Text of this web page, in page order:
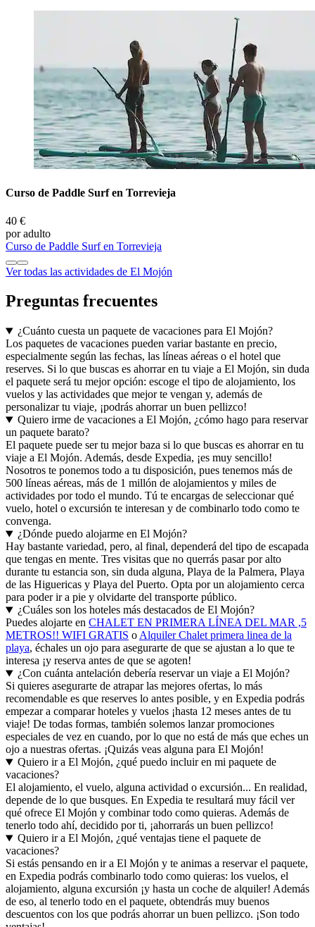
Curso de Paddle Surf en Torrevieja
40 €
por adulto
Curso de Paddle Surf en Torrevieja
Ver todas las actividades de El Mojón
Preguntas frecuentes
¿Cuánto cuesta un paquete de vacaciones para El Mojón?
Los paquetes de vacaciones pueden variar bastante en precio,
especialmente según las fechas, las líneas aéreas o el hotel que
reserves. Si lo que buscas es ahorrar en tu viaje a El Mojón, sin duda
el paquete será tu mejor opción: escoge el tipo de alojamiento, los
vuelos y las actividades que mejor te vengan y, además de
personalizar tu viaje, ¡podrás ahorrar un buen pellizco!
Quiero irme de vacaciones a El Mojón, ¿cómo hago para reservar
un paquete barato?
El paquete puede ser tu mejor baza si lo que buscas es ahorrar en tu
viaje a El Mojón. Además, desde Expedia, ¡es muy sencillo!
Nosotros te ponemos todo a tu disposición, pues tenemos más de
500 líneas aéreas, más de 1 millón de alojamientos y miles de
actividades por todo el mundo. Tú te encargas de seleccionar qué
vuelo, hotel o excursión te interesan y de combinarlo todo como te
convenga.
¿Dónde puedo alojarme en El Mojón?
Hay bastante variedad, pero, al final, dependerá del tipo de escapada
que tengas en mente. Tres visitas que no querrás pasar por alto
durante tu estancia son, sin duda alguna, Playa de la Palmera, Playa
de las Higuericas y Playa del Puerto. Opta por un alojamiento cerca
para poder ir a pie y olvidarte del transporte público.
¿Cuáles son los hoteles más destacados de El Mojón?
Puedes alojarte en CHALET EN PRIMERA LÍNEA DEL MAR ,5
METROS!! WIFI GRATIS o Alquiler Chalet primera linea de la
playa, échales un ojo para asegurarte de que se ajustan a lo que te
interesa ¡y reserva antes de que se agoten!
¿Con cuánta antelación debería reservar un viaje a El Mojón?
Si quieres asegurarte de atrapar las mejores ofertas, lo más
recomendable es que reserves lo antes posible, y en Expedia podrás
empezar a comparar hoteles y vuelos ¡hasta 12 meses antes de tu
viaje! De todas formas, también solemos lanzar promociones
especiales de vez en cuando, por lo que no está de más que eches un
ojo a nuestras ofertas. ¡Quizás veas alguna para El Mojón!
Quiero ir a El Mojón, ¿qué puedo incluir en mi paquete de
vacaciones?
El alojamiento, el vuelo, alguna actividad o excursión... En realidad,
depende de lo que busques. En Expedia te resultará muy fácil ver
qué ofrece El Mojón y combinar todo como quieras. Además de
tenerlo todo ahí, decidido por ti, ¡ahorrarás un buen pellizco!
Quiero ir a El Mojón, ¿qué ventajas tiene el paquete de
vacaciones?
Si estás pensando en ir a El Mojón y te animas a reservar el paquete,
en Expedia podrás combinarlo todo como quieras: los vuelos, el
alojamiento, alguna excursión ¡y hasta un coche de alquiler! Además
de eso, al tenerlo todo en el paquete, obtendrás muy buenos
descuentos con los que podrás ahorrar un buen pellizco. ¡Son todo